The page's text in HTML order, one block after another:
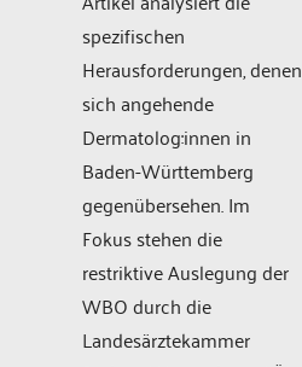
spezifischen
Herausforderungen, denen
sich angehende
Dermatolog:innen in
Baden-Württemberg
gegenübersehen. Im
Fokus stehen die
restriktive Auslegung der
WBO durch die
Landesärztekammer